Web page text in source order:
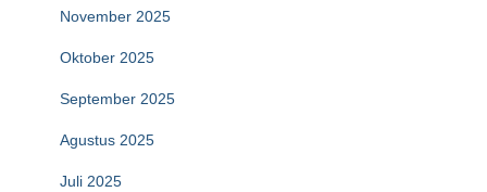
November 2025
Oktober 2025
September 2025
Agustus 2025
Juli 2025